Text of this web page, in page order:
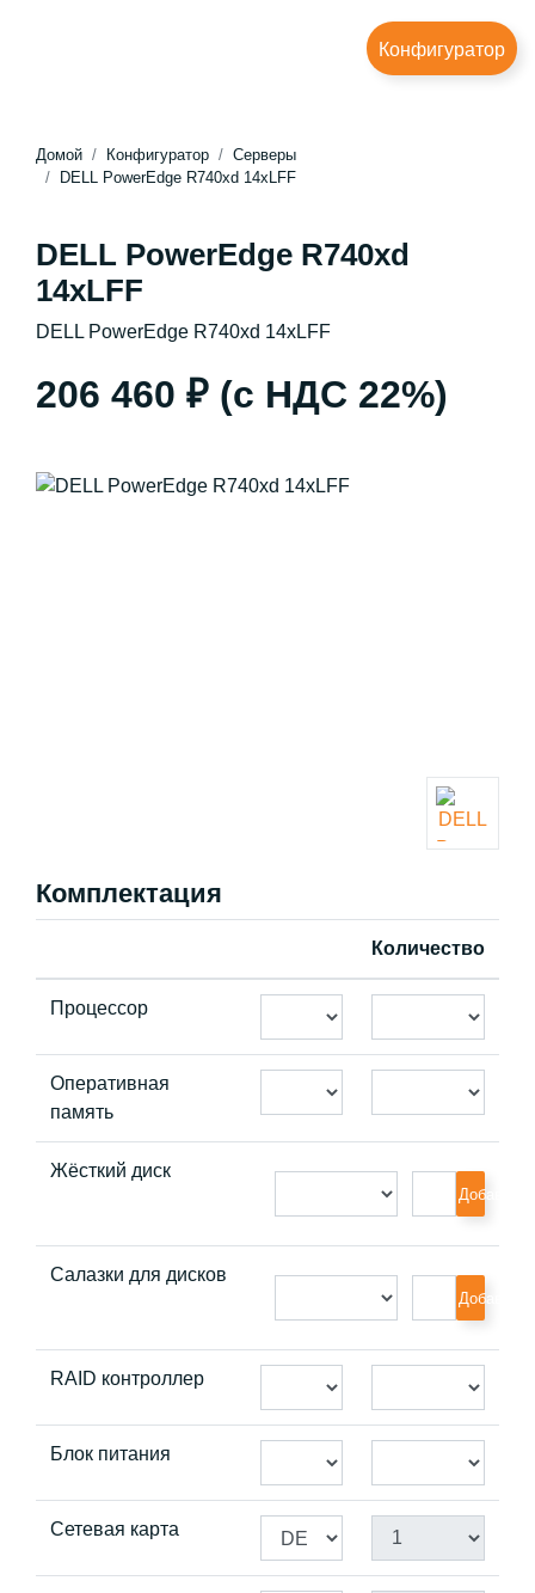
Конфигуратор
Домой Конфигуратор
Серверы
DELL PowerEdge R740xd 14xLFF
DELL PowerEdge R740xd
14xLFF
DELL PowerEdge R740xd 14xLFF
206 460 ₽ (с НДС 22%)
Комплектация
Количество
Процессор
Оперативная
память
Жёсткий диск
Добавить
Салазки для дисков
Добавить
RAID контроллер
Блок питания
Сетевая карта